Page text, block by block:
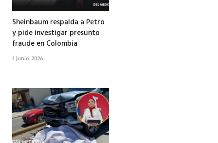
Sheinbaum respalda a Petro
y pide investigar presunto
fraude en Colombia
1 junio, 2026